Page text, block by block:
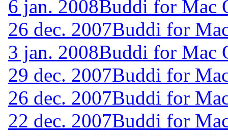
6 jan. 2008Buddi for Mac
26 dec. 2007Buddi for
3 jan. 2008Buddi for Mac
29 dec. 2007Buddi for
26 dec. 2007Buddi for
22 dec. 2007Buddi for